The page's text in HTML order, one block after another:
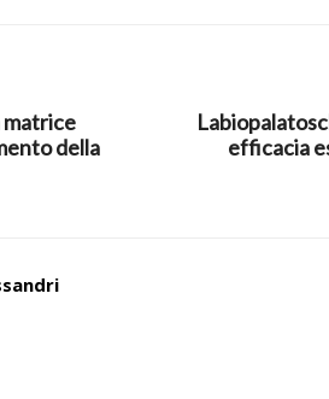
matrice
della
efficacia